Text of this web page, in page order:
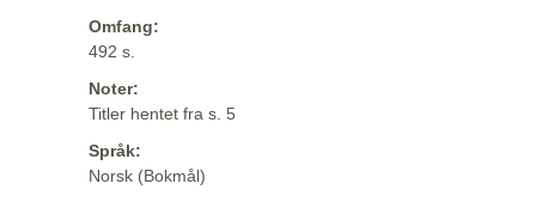
Omfang:
492 s.
Noter:
Titler hentet fra s. 5
Språk:
Norsk (Bokmål)